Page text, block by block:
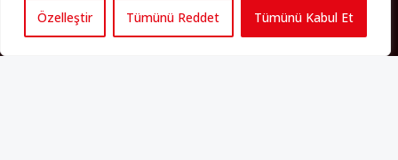
Özelleştir Tümünü Reddet Tümünü Kabul Et